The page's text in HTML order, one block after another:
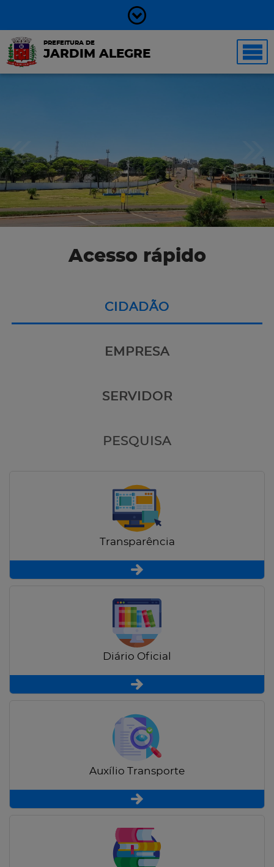
PREFEITURA DE
JARDIM ALEGRE
Acesso rápido
CIDADÃO
EMPRESA
SERVIDOR
PESQUISA
Transparência
Diário Oficial
Auxílio Transporte